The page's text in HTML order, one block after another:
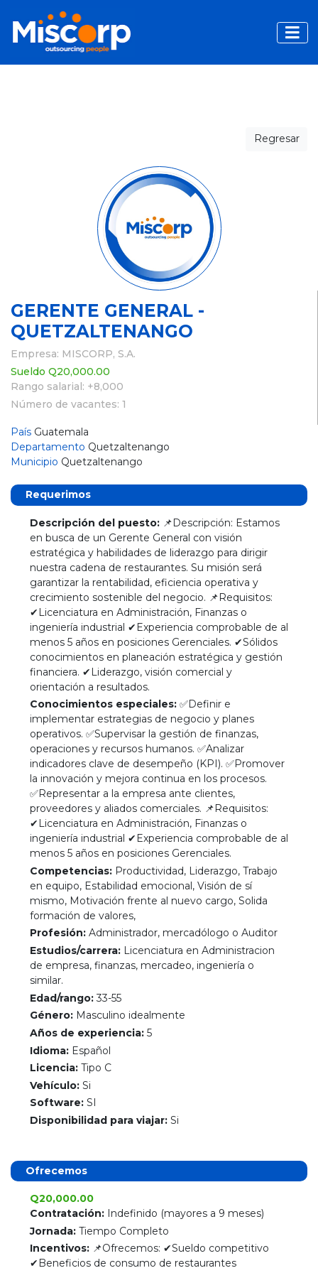
Regresar
GERENTE GENERAL -
QUETZALTENANGO
Empresa: MISCORP, S.A.
Sueldo Q20,000.00
Rango salarial: +8,000
Número de vacantes: 1
País Guatemala
Departamento Quetzaltenango
Municipio Quetzaltenango
Requerimos
Descripción del puesto: 📌Descripción: Estamos
en busca de un Gerente General con visión
estratégica y habilidades de liderazgo para dirigir
nuestra cadena de restaurantes. Su misión será
garantizar la rentabilidad, eficiencia operativa y
crecimiento sostenible del negocio. 📌Requisitos:
✔Licenciatura en Administración, Finanzas o
ingeniería industrial ✔Experiencia comprobable de al
menos 5 años en posiciones Gerenciales. ✔Sólidos
conocimientos en planeación estratégica y gestión
financiera. ✔Liderazgo, visión comercial y
orientación a resultados.
Conocimientos especiales: ✅Definir e
implementar estrategias de negocio y planes
operativos. ✅Supervisar la gestión de finanzas,
operaciones y recursos humanos. ✅Analizar
indicadores clave de desempeño (KPI). ✅Promover
la innovación y mejora continua en los procesos.
✅Representar a la empresa ante clientes,
proveedores y aliados comerciales. 📌Requisitos:
✔Licenciatura en Administración, Finanzas o
ingeniería industrial ✔Experiencia comprobable de al
menos 5 años en posiciones Gerenciales.
Competencias: Productividad, Liderazgo, Trabajo
en equipo, Estabilidad emocional, Visión de sí
mismo, Motivación frente al nuevo cargo, Solida
formación de valores,
Profesión: Administrador, mercadólogo o Auditor
Estudios/carrera: Licenciatura en Administracion
de empresa, finanzas, mercadeo, ingeniería o
similar.
Edad/rango:33-55
Género: Masculino idealmente
Años de experiencia: 5
Idioma: Español
Licencia: Tipo C
Vehículo: Si
Software: SI
Disponibilidad para viajar: Si
Ofrecemos
Q20,000.00
Contratación: Indefinido (mayores a 9 meses)
Jornada: Tiempo Completo
Incentivos: 📌Ofrecemos: ✔Sueldo competitivo
✔Beneficios de consumo de restaurantes